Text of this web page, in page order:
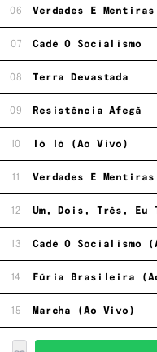
06 Verdades E Mentiras
07 Cadê O Socialismo
08 Terra Devastada
09 Resistência Afegã
10 Iô Iô (Ao Vivo)
11 Verdades E
12 Um, Dois, Três, Eu
13 Cadê O Socialismo
14 Fúria Brasileira
15 Marcha (Ao Vivo)